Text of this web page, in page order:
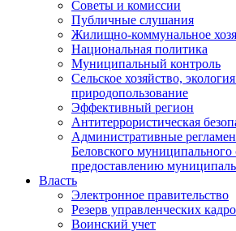
Советы и комиссии
Публичные слушания
Жилищно-коммунальное
Национальная политика
Муниципальный контроль
Сельское хозяйство,
природопользование
Эффективный регион
Антитеррористическая
Административные
Беловского муниципального
предоставлению
Власть
Электронное правительство
Резерв управленческих
Воинский учет